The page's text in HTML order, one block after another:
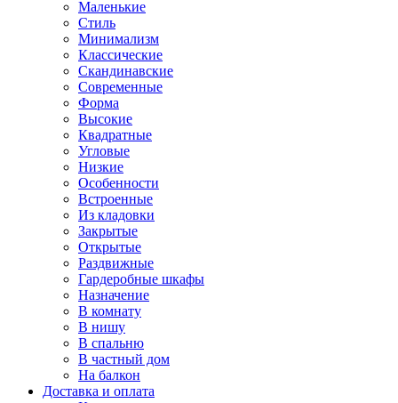
Маленькие
Стиль
Минимализм
Классические
Скандинавские
Современные
Форма
Высокие
Квадратные
Угловые
Низкие
Особенности
Встроенные
Из кладовки
Закрытые
Открытые
Раздвижные
Гардеробные шкафы
Назначение
В комнату
В нишу
В спальню
В частный дом
На балкон
Доставка и оплата